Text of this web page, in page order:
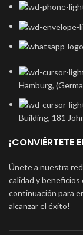
Hamburg,
Building, 181
¡CONVIÉRTETE
Únete a nuestra
calidad y beneficios
continuación para
alcanzar el éxito!